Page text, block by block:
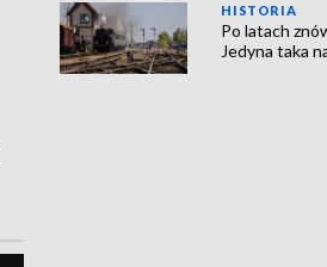
HISTORIA
Po latach
Jedyna taka